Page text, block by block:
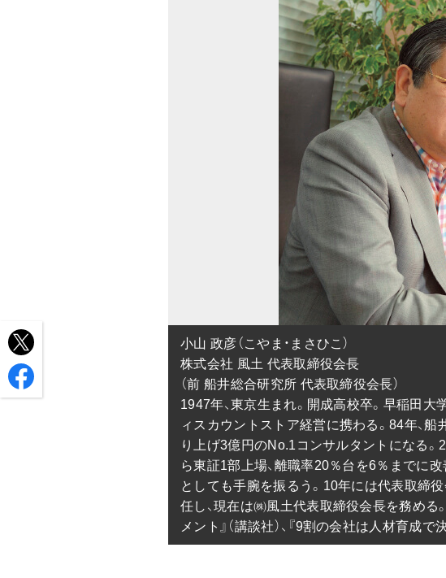
小山 政彦（こやま・まさひこ）
株式会社 風土 代表取締役会長
（前 船井総合研究所 代表取締役会長）
1947年、東京生まれ。開成高校卒。早稲田大
ィスカウントストア経営に携わる。84年、
り上げ3億円のNo.1コンサルタントになる
ら東証1部上場、離職率20％台を6％までに
としても手腕を振るう。10年には代表取締
任し、現在は㈱風土代表取締役会長を務める
メント』（講談社）、『9割の会社は人材育成で